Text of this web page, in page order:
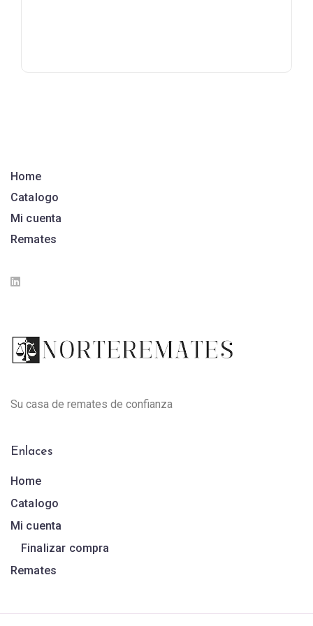
Home
Catalogo
Mi cuenta
Remates
Su casa de remates de confianza
Enlaces
Home
Catalogo
Mi cuenta
Finalizar compra
Remates